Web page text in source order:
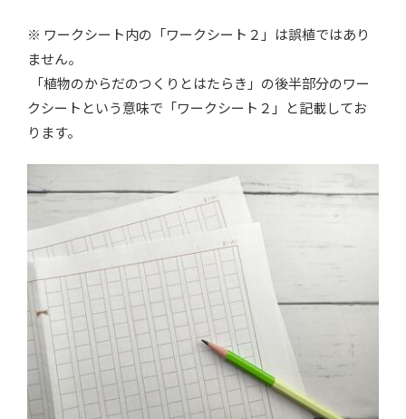
※ ワークシート内の「ワークシート２」は誤植ではあり
ません。
「植物のからだのつくりとはたらき」の後半部分のワー
クシートという意味で「ワークシート２」と記載してお
ります。